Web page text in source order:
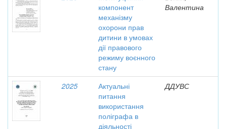
компонент
механізму
охорони прав
дитини в умовах
дії правового
режиму воєнного
стану
Валентина
2025
Актуальні
питання
використання
поліграфа в
діяльності
ДДУВС